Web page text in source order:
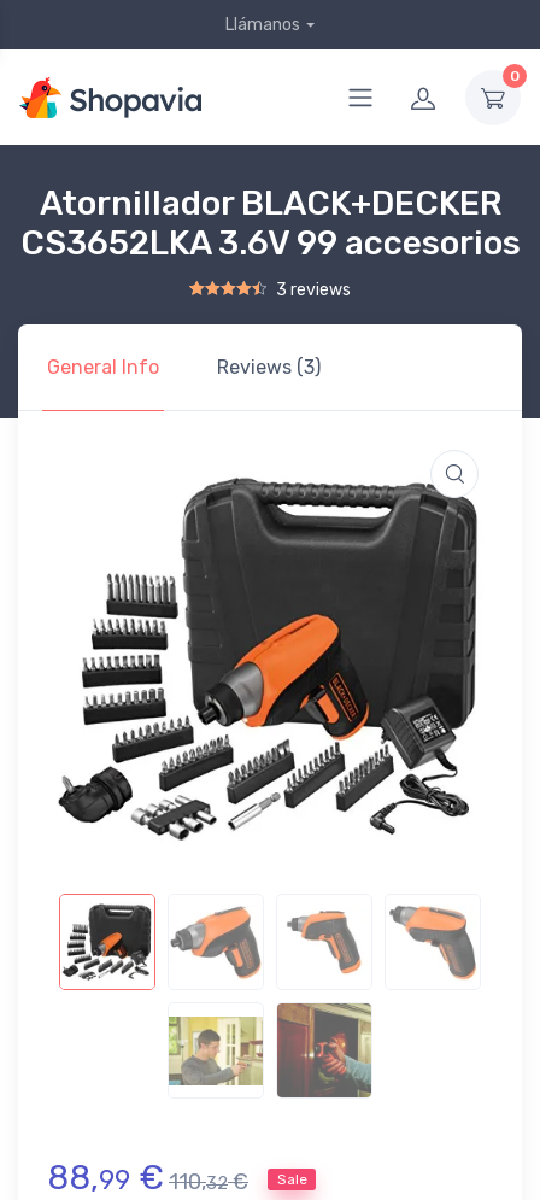
Llámanos
0
Atornillador BLACK+DECKER
CS3652LKA 3.6V 99 accesorios
Rated4.50out of 5 based on
2 customer ratings
3 reviews
General Info Reviews (3)
88,99 € 110,32 € Sale